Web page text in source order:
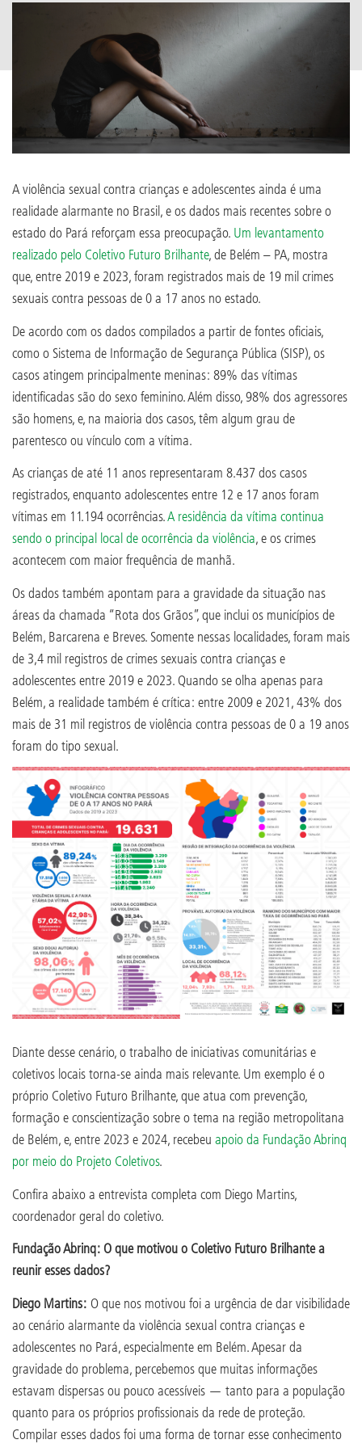
A violência sexual contra crianças e adolescentes ainda é uma
realidade alarmante no Brasil, e os dados mais recentes sobre o
estado do Pará reforçam essa preocupação. Um levantamento
realizado pelo Coletivo Futuro Brilhante, de Belém – PA, mostra
que, entre 2019 e 2023, foram registrados mais de 19 mil crimes
sexuais contra pessoas de 0 a 17 anos no estado.
De acordo com os dados compilados a partir de fontes oficiais,
como o Sistema de Informação de Segurança Pública (SISP), os
casos atingem principalmente meninas: 89% das vítimas
identificadas são do sexo feminino. Além disso, 98% dos agressores
são homens, e, na maioria dos casos, têm algum grau de
parentesco ou vínculo com a vítima.
As crianças de até 11 anos representaram 8.437 dos casos
registrados, enquanto adolescentes entre 12 e 17 anos foram
vítimas em 11.194 ocorrências.A residência da vítima continua
sendo o principal local de ocorrência da violência, e os crimes
acontecem com maior frequência de manhã.
Os dados também apontam para a gravidade da situação nas
áreas da chamada “Rota dos Grãos”, que inclui os municípios de
Belém, Barcarena e Breves. Somente nessas localidades, foram mais
de 3,4 mil registros de crimes sexuais contra crianças e
adolescentes entre 2019 e 2023. Quando se olha apenas para
Belém, a realidade também é crítica: entre 2009 e 2021, 43% dos
mais de 31 mil registros de violência contra pessoas de 0 a 19 anos
foram do tipo sexual.
Diante desse cenário, o trabalho de iniciativas comunitárias e
coletivos locais torna-se ainda mais relevante. Um exemplo é o
próprio Coletivo Futuro Brilhante, que atua com prevenção,
formação e conscientização sobre o tema na região metropolitana
de Belém, e, entre 2023 e 2024, recebeu apoio da Fundação Abrinq
por meio do Projeto Coletivos.
Confira abaixo a entrevista completa com Diego Martins,
coordenador geral do coletivo.
Fundação Abrinq: O que motivou o Coletivo Futuro Brilhante a
reunir esses dados?
Diego Martins: O que nos motivou foi a urgência de dar visibilidade
ao cenário alarmante da violência sexual contra crianças e
adolescentes no Pará, especialmente em Belém. Apesar da
gravidade do problema, percebemos que muitas informações
estavam dispersas ou pouco acessíveis — tanto para a população
quanto para os próprios profissionais da rede de proteção.
Compilar esses dados foi uma forma de tornar esse conhecimento